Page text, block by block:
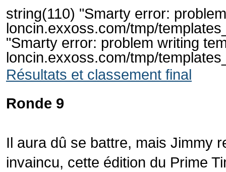
string(110) "Smarty error:
loncin.exxoss.com/tmp/
"Smarty error: problem writing
loncin.exxoss.com/tmp/
Résultats et classement final
Ronde 9
Il aura dû se battre, mais Jimmy
invaincu, cette édition du Prime